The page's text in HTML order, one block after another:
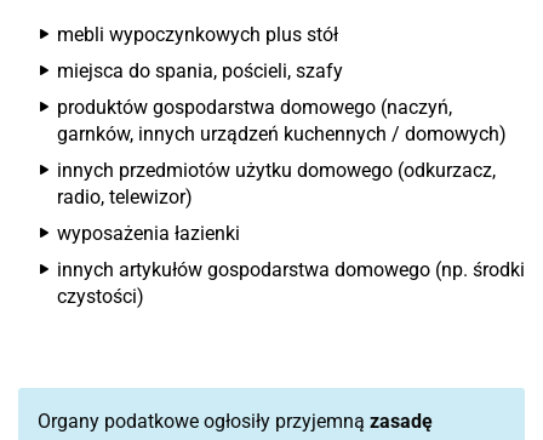
mebli wypoczynkowych plus stół
miejsca do spania, pościeli, szafy
produktów gospodarstwa domowego (naczyń,
garnków, innych urządzeń kuchennych / domowych)
innych przedmiotów użytku domowego (odkurzacz,
radio, telewizor)
wyposażenia łazienki
innych artykułów gospodarstwa domowego (np. środki
czystości)
Organy podatkowe ogłosiły przyjemną zasadę